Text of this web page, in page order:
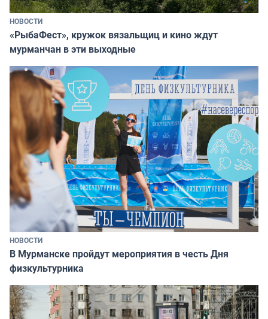
НОВОСТИ
«РыбаФест», кружок вязальщиц и кино ждут
мурманчан в эти выходные
НОВОСТИ
В Мурманске пройдут мероприятия в честь Дня
физкультурника